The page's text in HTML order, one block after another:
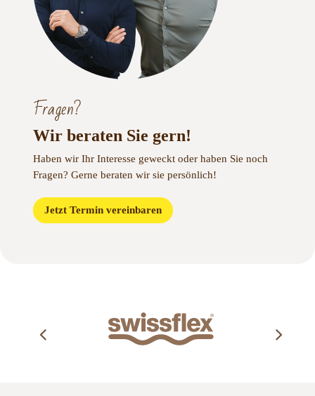
Fragen?
Wir beraten Sie gern!
Haben wir Ihr Interesse geweckt oder haben Sie noch
Fragen? Gerne beraten wir sie persönlich!
Jetzt Termin vereinbaren